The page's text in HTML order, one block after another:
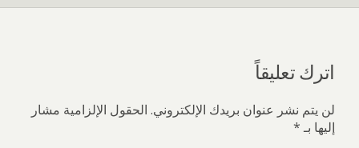
اترك تعليقاً
لن يتم نشر عنوان بريدك الإلكتروني. الحقول الإلزامية مشار
إليها بـ*